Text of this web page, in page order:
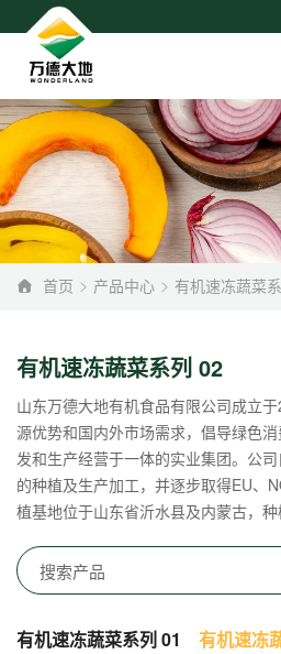
首页 产品中心 有机速冻蔬菜
有机速冻蔬菜系列 02
山东万德大地有机食品有限公司成立
源优势和国内外市场需求，倡导绿色
发和生产经营于一体的实业集团。公
的种植及生产加工，并逐步取得EU、
植基地位于山东省沂水县及内蒙古，种
有机速冻蔬菜系列 01 有机速冻